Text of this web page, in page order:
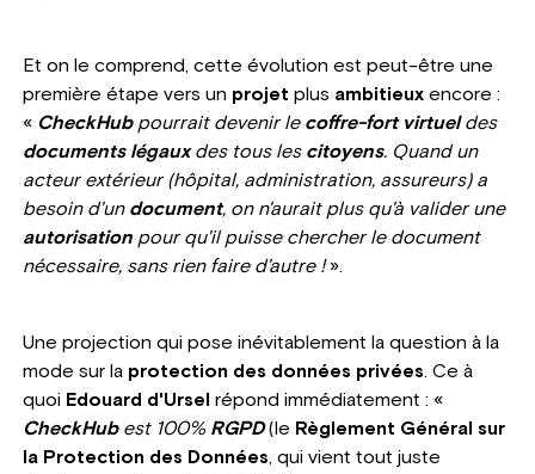
Et on le comprend, cette évolution est peut-être une
première étape vers un projet plus ambitieuxencore :
« CheckHubpourrait devenir le coffre-fort virtueldes
documents légauxdes tous les citoyens. Quand un
acteur extérieur (hôpital, administration, assureurs) a
besoin d'un document, on n'aurait plus qu'à valider une
autorisationpour qu'il puisse chercher le document
nécessaire, sans rien faire d'autre !».
Une projection qui pose inévitablement la question à la
mode sur la protection des données privées. Ce à
quoi Edouard d'Ursel répond immédiatement : «
CheckHubest 100%RGPD(le Règlement Général sur
la Protection des Données, qui vient tout juste